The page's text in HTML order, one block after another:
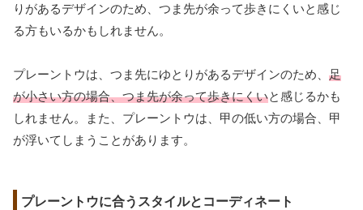
りがあるデザインのため、つま先が余って歩きにくいと感じ
る方もいるかもしれません。
プレーントウは、つま先にゆとりがあるデザインのため、 足
が小さい方の場合、つま先が余って歩きにくいと感じるかも
しれません。また、プレーントウは、甲の低い方の場合、甲
が浮いてしまうことがあります。
プレーントウに合うスタイルとコーディネート